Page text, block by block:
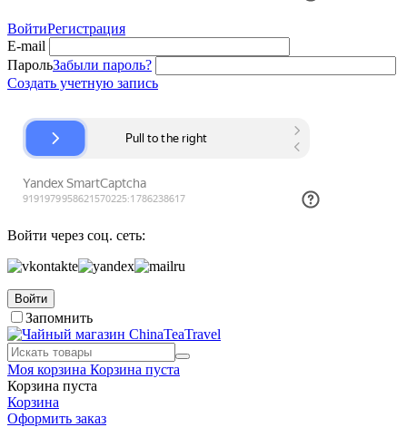
ВойтиРегистрация
E-mail
ПарольЗабыли пароль?
Создать учетную запись
Войти через соц. сеть:
Войти
Запомнить
Моя корзина Корзина пуста
Корзина пуста
Корзина
Оформить заказ